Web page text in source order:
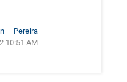
– Pereira
10:51 AM